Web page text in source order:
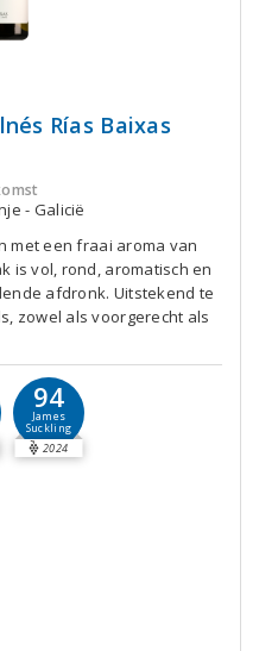
Rías Baixas
- Galicië
met een fraai aroma van
is vol, rond, aromatisch en
afdronk. Uitstekend te
zowel als voorgerecht als
94
James
Suckling
2024